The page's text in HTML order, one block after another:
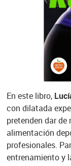
En este libro,
con dilatada
pretenden dar
alimentación
profesionales.
entrenamiento y